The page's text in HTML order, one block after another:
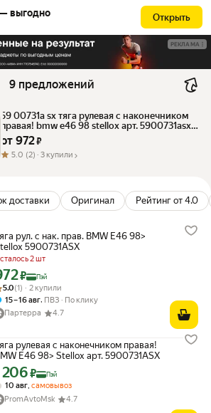
выгодно Открыть
РЕКЛАМА
9 предложений
59 00731a sx тяга рулевая с наконечником
правая! bmw e46 98 stellox арт. 5900731asx -
Stellox арт. a780960fc758242c9eba
от 972 ₽
5.0 (2) · 3 купили
доставки Оригинал Рейтинг от 4.0
рул. с нак. прав. BMW E46 98>
5900731ASX
2 шт
с картой Яндекс Пэй 972 ₽ вместо
₽ Пэй
товара: 5.0 из 5
(1) · 2 купили
5.0(1) · 2 купили
15 – 16 авг, ПВЗ
По клику
Партерра
4.7
рулевая с наконечником правая!
E46 98> Stellox арт. 5900731ASX
с картой Яндекс Пэй 1206 ₽ вместо
206₽ Пэй
10 авг, самовывоз
PromAvtoMsk
4.7